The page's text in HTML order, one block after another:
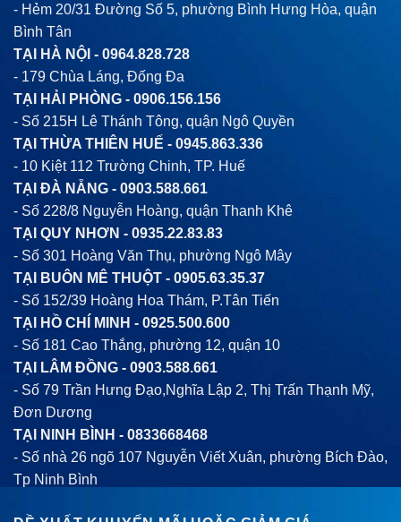
- Hẻm 20/31 Đường Số 5, phường Bình Hưng Hòa, quận
Bình Tân
TẠI HÀ NỘI - 0964.828.728
- 179 Chùa Láng, Đống Đa
TẠI HẢI PHÒNG - 0906.156.156
- Số 215H Lê Thánh Tông, quận Ngô Quyền
TẠI THỪA THIÊN HUẾ - 0945.863.336
- 10 Kiệt 112 Trường Chinh, TP. Huế
TẠI ĐÀ NẴNG - 0903.588.661
- Số 228/8 Nguyễn Hoàng, quận Thanh Khê
TẠI QUY NHƠN - 0935.22.83.83
- Số 301 Hoàng Văn Thụ, phường Ngô Mây
TẠI BUÔN MÊ THUỘT - 0905.63.35.37
- Số 152/39 Hoàng Hoa Thám, P.Tân Tiến
TẠI HỒ CHÍ MINH - 0925.500.600
- Số 181 Cao Thắng, phường 12, quận 10
TẠI LÂM ĐỒNG - 0903.588.661
- Số 79 Trần Hưng Đạo,Nghĩa Lập 2, Thị Trấn Thạnh Mỹ,
Đơn Dương
TẠI NINH BÌNH - 0833668468
- Số nhà 26 ngõ 107 Nguyễn Viết Xuân, phường Bích Đào,
Tp Ninh Bình